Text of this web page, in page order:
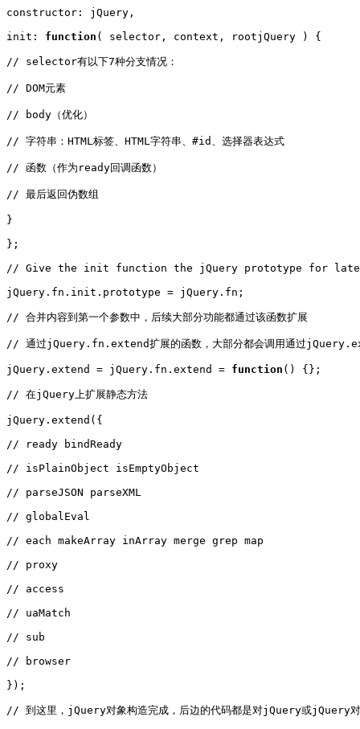
constructor: jQuery,
init: function ( selector, context, rootjQuery ) {
// selector有以下7种分支情况：
// DOM元素
// body（优化）
// 字符串：HTML标签、HTML字符串、#id、选择器表达式
// 函数（作为ready回调函数）
// 最后返回伪数组
}
};
// Give the init function the jQuery prototype for
jQuery.fn.init.prototype = jQuery.fn;
// 合并内容到第一个参数中，后续大部分功能都通过该函数扩展
// 通过jQuery.fn.extend扩展的函数，大部分都会调用通过
jQuery.extend = jQuery.fn.extend = function () {};
// 在jQuery上扩展静态方法
jQuery.extend({
// ready bindReady
// isPlainObject isEmptyObject
// parseJSON parseXML
// globalEval
// each makeArray inArray merge grep map
// proxy
// access
// uaMatch
// sub
// browser
});
// 到这里，jQuery对象构造完成，后边的代码都是对jQuery或jQuery